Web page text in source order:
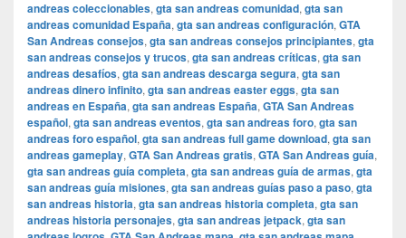
andreas coleccionables, gta san andreas comunidad, gta san
andreas comunidad España, gta san andreas configuración, GTA
San Andreas consejos, gta san andreas consejos principiantes, gta
san andreas consejos y trucos, gta san andreas críticas, gta san
andreas desafíos, gta san andreas descarga segura, gta san
andreas dinero infinito, gta san andreas easter eggs, gta san
andreas en España, gta san andreas España, GTA San Andreas
español, gta san andreas eventos, gta san andreas foro, gta san
andreas foro español, gta san andreas full game download, gta san
andreas gameplay, GTA San Andreas gratis, GTA San Andreas guía,
gta san andreas guía completa, gta san andreas guía de armas, gta
san andreas guía misiones, gta san andreas guías paso a paso, gta
san andreas historia, gta san andreas historia completa, gta san
andreas historia personajes, gta san andreas jetpack, gta san